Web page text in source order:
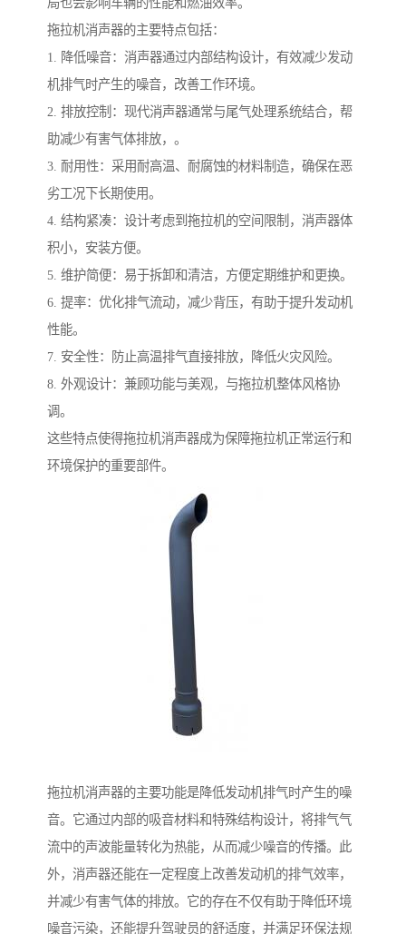
局也会影响车辆的性能和燃油效率。
拖拉机消声器的主要特点包括：
1. 降低噪音：消声器通过内部结构设计，有效减少发动
机排气时产生的噪音，改善工作环境。
2. 排放控制：现代消声器通常与尾气处理系统结合，帮
助减少有害气体排放，。
3. 耐用性：采用耐高温、耐腐蚀的材料制造，确保在恶
劣工况下长期使用。
4. 结构紧凑：设计考虑到拖拉机的空间限制，消声器体
积小，安装方便。
5. 维护简便：易于拆卸和清洁，方便定期维护和更换。
6. 提率：优化排气流动，减少背压，有助于提升发动机
性能。
7. 安全性：防止高温排气直接排放，降低火灾风险。
8. 外观设计：兼顾功能与美观，与拖拉机整体风格协
调。
这些特点使得拖拉机消声器成为保障拖拉机正常运行和
环境保护的重要部件。
拖拉机消声器的主要功能是降低发动机排气时产生的噪
音。它通过内部的吸音材料和特殊结构设计，将排气气
流中的声波能量转化为热能，从而减少噪音的传播。此
外，消声器还能在一定程度上改善发动机的排气效率，
并减少有害气体的排放。它的存在不仅有助于降低环境
噪音污染，还能提升驾驶员的舒适度，并满足环保法规